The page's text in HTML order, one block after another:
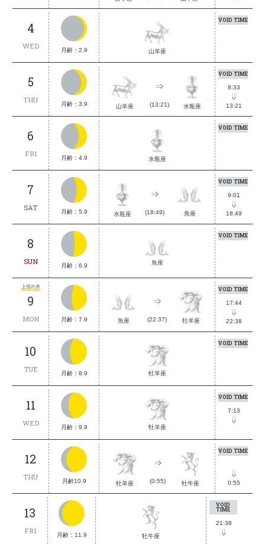
4
WED 月齢：2.9 山羊座
VOID TIME
5
THU 月齢：3.9 山羊座 (13:21) 水瓶座
VOID TIME
8:33
13:21
6
FRI 月齢：4.9 水瓶座
VOID TIME
7
SAT 月齢：5.9 水瓶座 (18:49) 魚座
VOID TIME
9:01
18:49
8
SUN 月齢：6.9 魚座
VOID TIME
上弦の月
9
MON 月齢：7.9 魚座 (22:37) 牡羊座
VOID TIME
17:44
22:38
10
TUE 月齢：8.9 牡羊座
VOID TIME
11
WED 月齢：9.9 牡羊座
VOID TIME
7:13
12
THU 月齢10.9 牡羊座 (0:55) 牡牛座
VOID TIME
0:55
13
FRI 月齢：11.9 牡牛座
VOID
TIME
21:38